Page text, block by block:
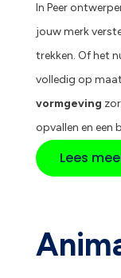
In Peer
jouw merk
trekken. Of het
volledig op
vormgeving
opvallen en een
Lees